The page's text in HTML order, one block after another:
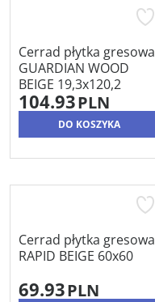
Cerrad płytka gresowa
GUARDIAN WOOD
BEIGE 19,3x120,2
104.93PLN
DO KOSZYKA
Cerrad płytka gresowa
RAPID BEIGE 60x60
69.93PLN